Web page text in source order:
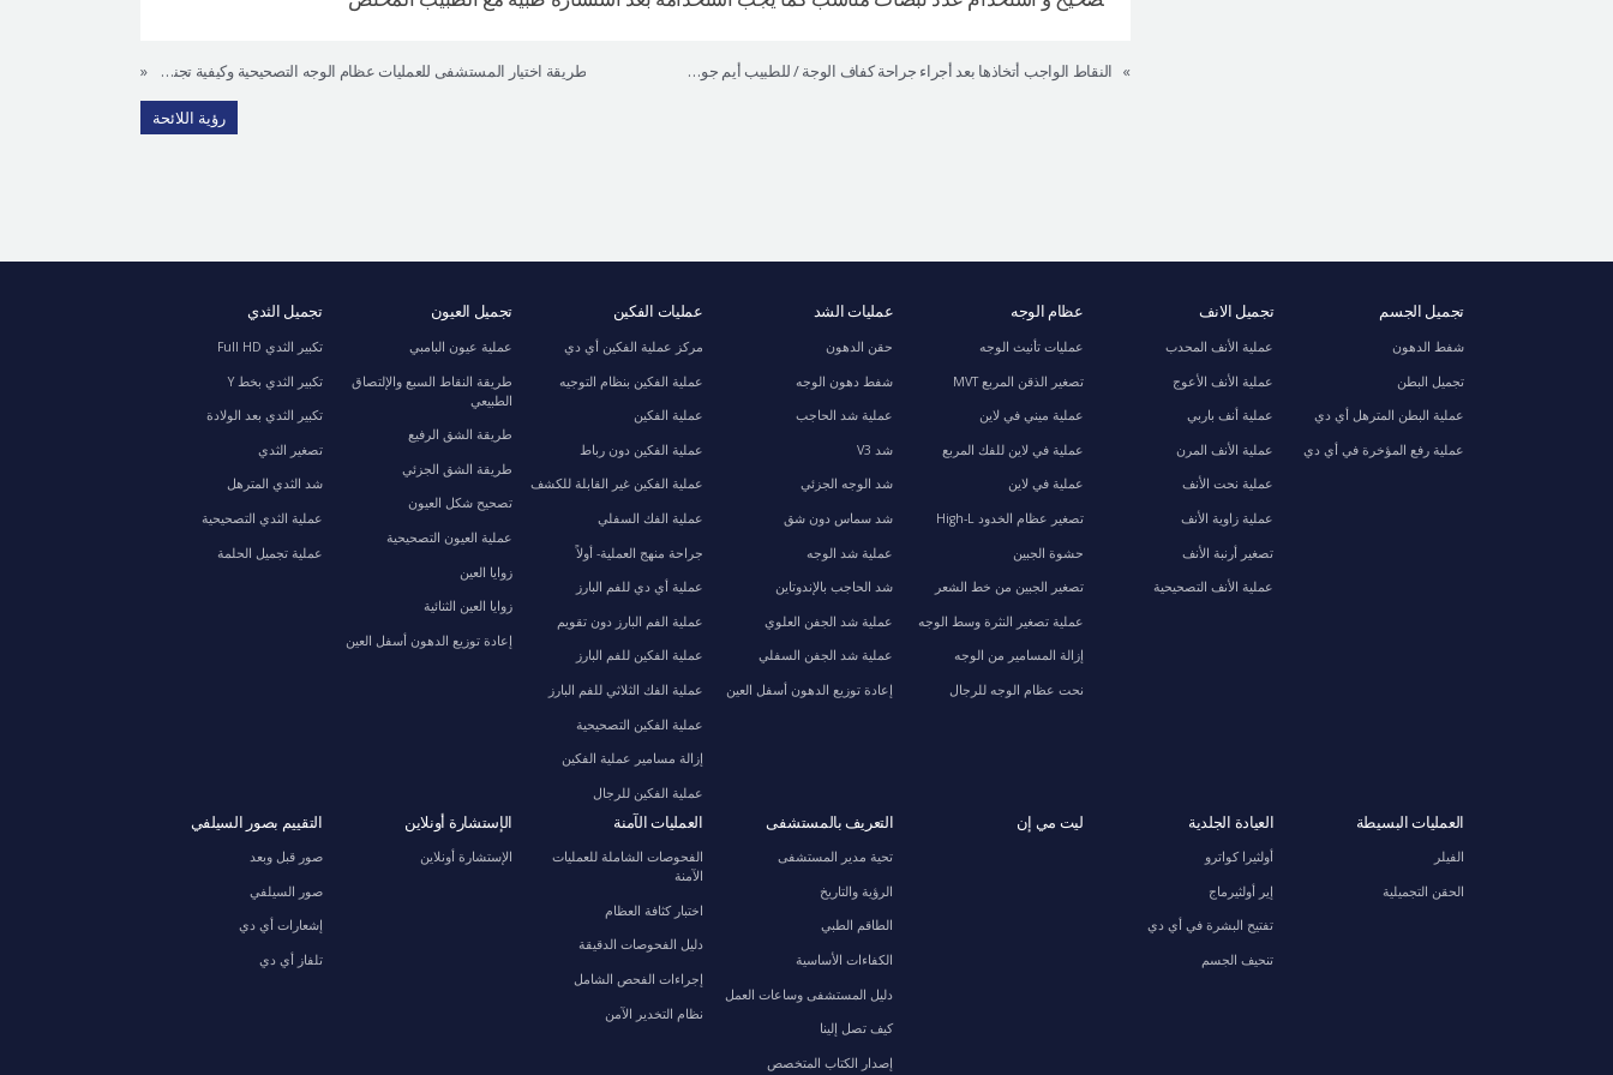
« طريقة اختيار المستشفى للعمليات عظام الوجه التصحيحية وكيفية تجنب العملية التصحيحية النقاط الواجب أتخاذها بعد أجراء جراحة كفاف الوجة / للطبيب أيم جونغ أو »
رؤية اللائحة
تجميل الجسم
شفط الدهون
تجميل البطن
عملية البطن المترهل أي دي
عملية رفع المؤخرة في أي دي
تجميل الانف
عملية الأنف المحدب
عملية الأنف الأعوج
عملية أنف باربي
عملية الأنف المرن
عملية نحت الأنف
عملية زاوية الأنف
تصغير أرنبة الأنف
عملية الأنف التصحيحية
عظام الوجه
عمليات تأنيث الوجه
تصغير الذقن المربع MVT
عملية ميني في لاين
عملية في لاين للفك المربع
عملية في لاين
تصغير عظام الخدود High-L
حشوة الجبين
تصغير الجبين من خط الشعر
عملية تصغير النثرة وسط الوجه
إزالة المسامير من الوجه
نحت عظام الوجه للرجال
عمليات الشد
حقن الدهون
شفط دهون الوجه
عملية شد الحاجب
شد V3
شد الوجه الجزئي
شد سماس دون شق
عملية شد الوجه
شد الحاجب بالإندوتاين
عملية شد الجفن العلوي
عملية شد الجفن السفلي
إعادة توزيع الدهون أسفل العين
عمليات الفكين
مركز عملية الفكين أي دي
عملية الفكين بنظام التوجيه
عملية الفكين
عملية الفكين دون رباط
عملية الفكين غير القابلة للكشف
عملية الفك السفلي
جراحة منهج العملية- أولاً
عملية أي دي للفم البارز
عملية الفم البارز دون تقويم
عملية الفكين للفم البارز
عملية الفك الثلاثي للفم البارز
عملية الفكين التصحيحية
إزالة مسامير عملية الفكين
عملية الفكين للرجال
تجميل العيون
عملية عيون البامبي
طريقة النقاط السبع والإلتصاق
الطبيعي
طريقة الشق الرفيع
طريقة الشق الجزئي
تصحيح شكل العيون
عملية العيون التصحيحية
زوايا العين
زوايا العين الثنائية
إعادة توزيع الدهون أسفل العين
تجميل الثدي
تكبير الثدي Full HD
تكبير الثدي بخط Y
تكبير الثدي بعد الولادة
تصغير الثدي
شد الثدي المترهل
عملية الثدي التصحيحية
عملية تجميل الحلمة
العمليات البسيطة
الفيلر
الحقن التجميلية
العيادة الجلدية
أولثيرا كواترو
إير أولثيرماج
تفتيح البشرة في أي دي
تنحيف الجسم
ليت مي إن التعريف بالمستشفى
تحية مدير المستشفى
الرؤية والتاريخ
الطاقم الطبي
الكفاءات الأساسية
دليل المستشفى وساعات العمل
كيف تصل إلينا
إصدار الكتاب المتخصص
العمليات الآمنة
الفحوصات الشاملة للعمليات
الآمنة
اختبار كثافة العظام
دليل الفحوصات الدقيقة
إجراءات الفحص الشامل
نظام التخدير الآمن
الإستشارة أونلاين
الإستشارة أونلاين
التقييم بصور السيلفي
صور قبل وبعد
صور السيلفي
إشعارات أي دي
تلفاز أي دي